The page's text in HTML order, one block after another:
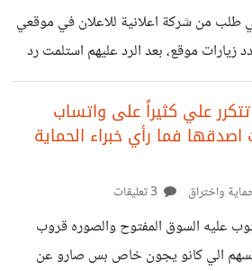
طلب من شركة اعلانية للاعلان في موقعي
زيارات موقع، بعد الرد عليهم استلمت رد
التفاصيل حيث يقولون انهم يريدون
الزيارات. من اين يمكنني ان احصل
جوجل انالايتكس ؟ او امر آخر؟ امر اخر
عن التسويق في الموقع الإلكترونية هل
تعرضون به هذه البيانات و هل من
في هذا المجال للرد
علي كثيراً على واتساب
فما رأي خبراء الحماية
واختراق
عليه السوق المفتوح والصوره قروب
الي كانو يجون خاص بس صارو عن